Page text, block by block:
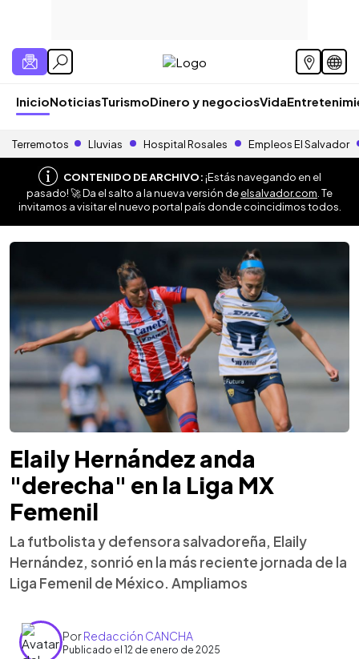
InicioNoticiasTurismoDinero y negociosVida
Terremotos Lluvias Hospital Rosales Empleos El Salvador
CONTENIDO DE ARCHIVO:¡Estás navegando en el
pasado! 🚀 Da el salto a la nueva versión deelsalvador.com . Te
invitamos a visitar el nuevo portal país donde coincidimos todos.
Elaily Hernández anda
"derecha" en la Liga MX
Femenil
La futbolista y defensora salvadoreña, Elaily
Hernández, sonrió en la más reciente jornada de la
Liga Femenil de México. Ampliamos
PorRedacción CANCHA
Publicado el 12 de enero de 2025